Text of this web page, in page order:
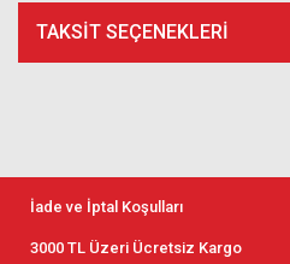
TAKSIT SEÇENEKLERI
İade ve İptal Koşulları
3000 TL Üzeri Ücretsiz Kargo